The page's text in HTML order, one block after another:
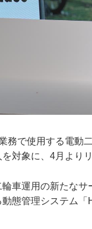
務で使用する電
対象に、4月より
車運用の新たな
態管理システム